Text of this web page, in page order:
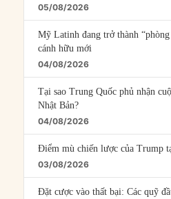
05/08/2026
Mỹ Latinh đang trở thành
cánh hữu mới
04/08/2026
Tại sao Trung Quốc phủ nhận
Nhật Bản?
04/08/2026
Điểm mù chiến lược của Trump
03/08/2026
Đặt cược vào thất bại: Các quỹ